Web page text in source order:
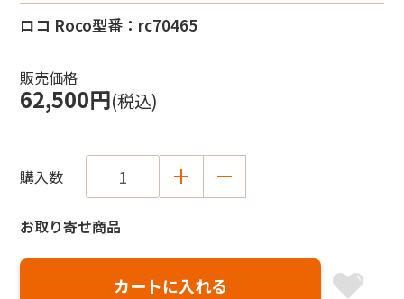
ロコ Roco型番：rc70465
販売価格
62,500円(税込)
購入数
お取り寄せ商品